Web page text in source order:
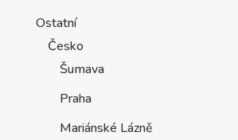
Ostatní
Česko
Šumava
Praha
Mariánské Lázně